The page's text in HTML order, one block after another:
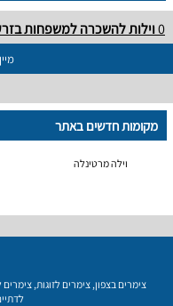
0וילות להשכרה למשפחות
מקומות חדשים באתר
וילה מרטינלה
צימרים בצפון, צימרים לזוגות,